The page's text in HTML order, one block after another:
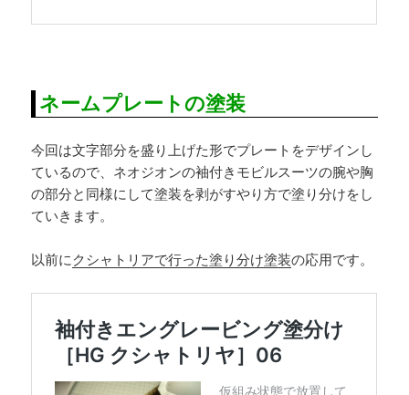
ネームプレートの塗装
今回は文字部分を盛り上げた形でプレートをデザインし
ているので、ネオジオンの袖付きモビルスーツの腕や胸
の部分と同様にして塗装を剥がすやり方で塗り分けをし
ていきます。
以前にクシャトリアで行った塗り分け塗装の応用です。